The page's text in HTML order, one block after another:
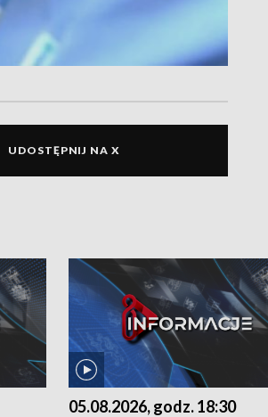
UDOSTĘPNIJ NA X
05.08.2026, godz. 18:30